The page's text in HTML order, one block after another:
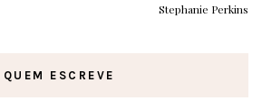
Stephanie Perkins
QUEM ESCREVE